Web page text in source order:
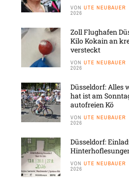
VON UTE NEUBAUER
2026
Zoll Flughafen
Kilo Kokain an
versteckt
VON UTE NEUBAUER
2026
Düsseldorf: Alles
hat ist am
autofreien Kö
VON UTE NEUBAUER
2026
Düsseldorf:
VON UTE NEUBAUER
2026